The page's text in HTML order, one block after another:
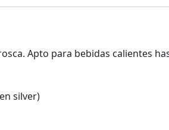
Apto para bebidas calientes
silver)